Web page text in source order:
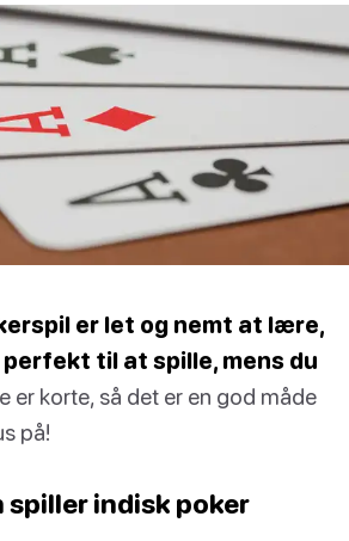
er let og nemt at lære,
til at spille, mens du
er korte, så det er en god måde
på!
spiller indisk poker